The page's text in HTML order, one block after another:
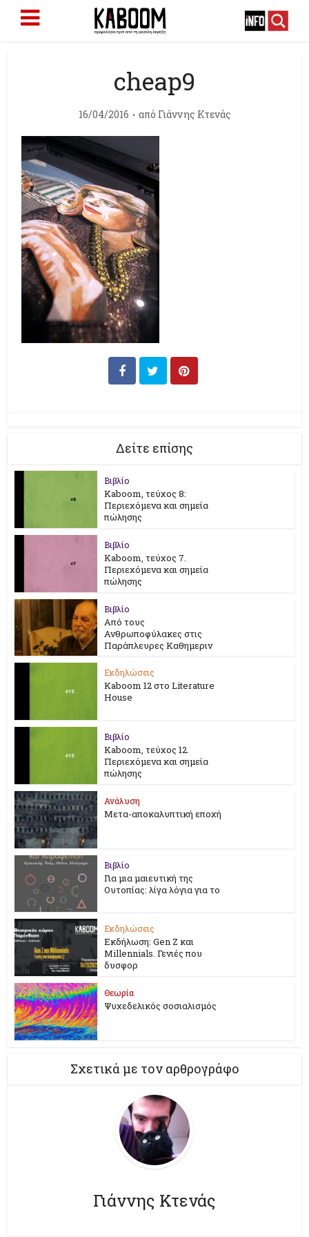
cheap9
16/04/2016 από Γιάννης Κτενάς
Δείτε επίσης
Βιβλίο
Kaboom, τεύχος 8:
Περιεχόμενα και σημεία
πώλησης
Βιβλίο
Kaboom, τεύχος 7.
Περιεχόμενα και σημεία
πώλησης
Βιβλίο
Από τους
Ανθρωποφύλακες στις
Παράπλευρες Καθημεριν
Εκδηλώσεις
Kaboom 12 στο Literature
House
Βιβλίο
Kaboom, τεύχος 12.
Περιεχόμενα και σημεία
πώλησης
Ανάλυση
Μετα-αποκαλυπτική εποχή
Βιβλίο
Για μια μαιευτική της
Ουτοπίας: λίγα λόγια για το
Εκδηλώσεις
Εκδήλωση: Gen Z και
Millennials. Γενιές που
δυσφορ
Θεωρία
Ψυχεδελικός σοσιαλισμός
Σχετικά με τον αρθρογράφο
Γιάννης Κτενάς